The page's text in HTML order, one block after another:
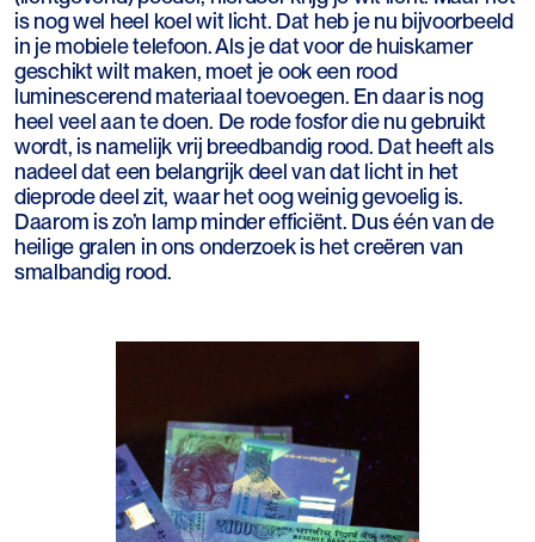
is nog wel heel koel wit licht. Dat heb je nu bijvoorbeeld
in je mobiele telefoon. Als je dat voor de huiskamer
geschikt wilt maken, moet je ook een rood
luminescerend materiaal toevoegen. En daar is nog
heel veel aan te doen. De rode fosfor die nu gebruikt
wordt, is namelijk vrij breedbandig rood. Dat heeft als
nadeel dat een belangrijk deel van dat licht in het
dieprode deel zit, waar het oog weinig gevoelig is.
Daarom is zo’n lamp minder efficiënt. Dus één van de
heilige gralen in ons onderzoek is het creëren van
smalbandig rood.